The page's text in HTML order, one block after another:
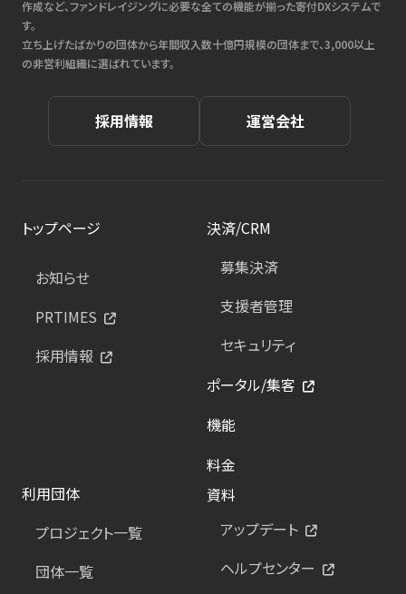
作成など、ファンドレイジングに必要な全ての機能が揃った寄付DXシステムで
す。
立ち上げたばかりの団体から年間収入数十億円規模の団体まで、3,000以上
の非営利組織に選ばれています。
採用情報 運営会社
トップページ
お知らせ
PRTIMES
採用情報
決済/CRM
募集決済
支援者管理
セキュリティ
ポータル/集客
機能
料金
利用団体
プロジェクト一覧
団体一覧
資料
アップデート
ヘルプセンター